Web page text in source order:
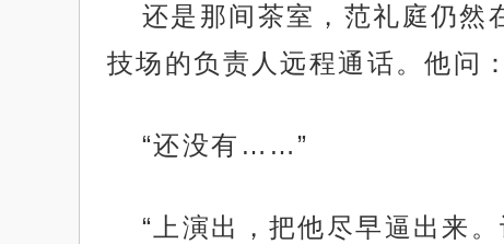
还是那间茶室，范礼庭仍然
技场的负责人远程通话。他问
“还没有……”
“上演出，把他尽早逼出来